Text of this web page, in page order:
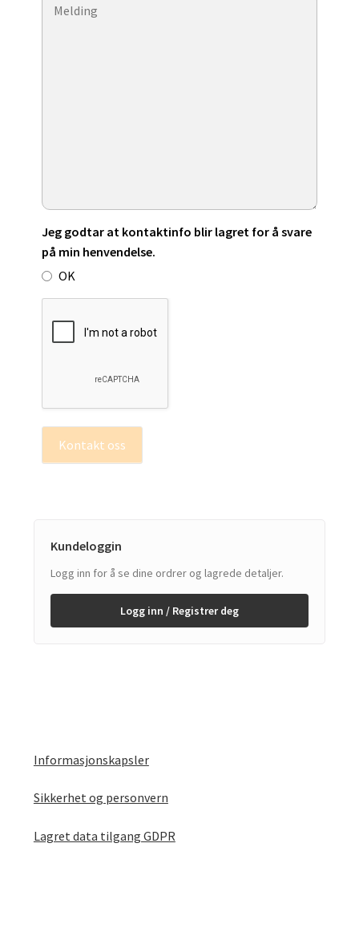
Jeg godtar at kontaktinfo blir lagret for å svare
på min henvendelse.
OK
Kontakt oss
Kundeloggin
Logg inn for å se dine ordrer og lagrede detaljer.
Logg inn / Registrer deg
Informasjonskapsler
Sikkerhet og personvern
Lagret data tilgang GDPR